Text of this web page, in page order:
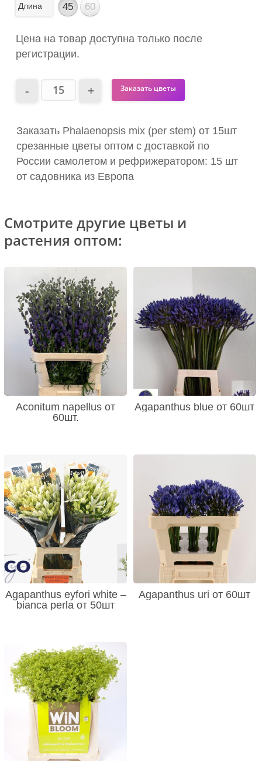
Длина 45 60
Цена на товар доступна только после
регистрации.
Заказать цветы
Заказать Phalaenopsis mix (per stem) от 15шт
срезанные цветы оптом с доставкой по
России самолетом и рефрижератором: 15 шт
от садовника из Европа
Смотрите другие цветы и
растения оптом:
Aconitum napellus от
60шт.
Agapanthus blue от 60шт
Agapanthus eyfori white –
bianca perla от 50шт
Agapanthus uri от 60шт